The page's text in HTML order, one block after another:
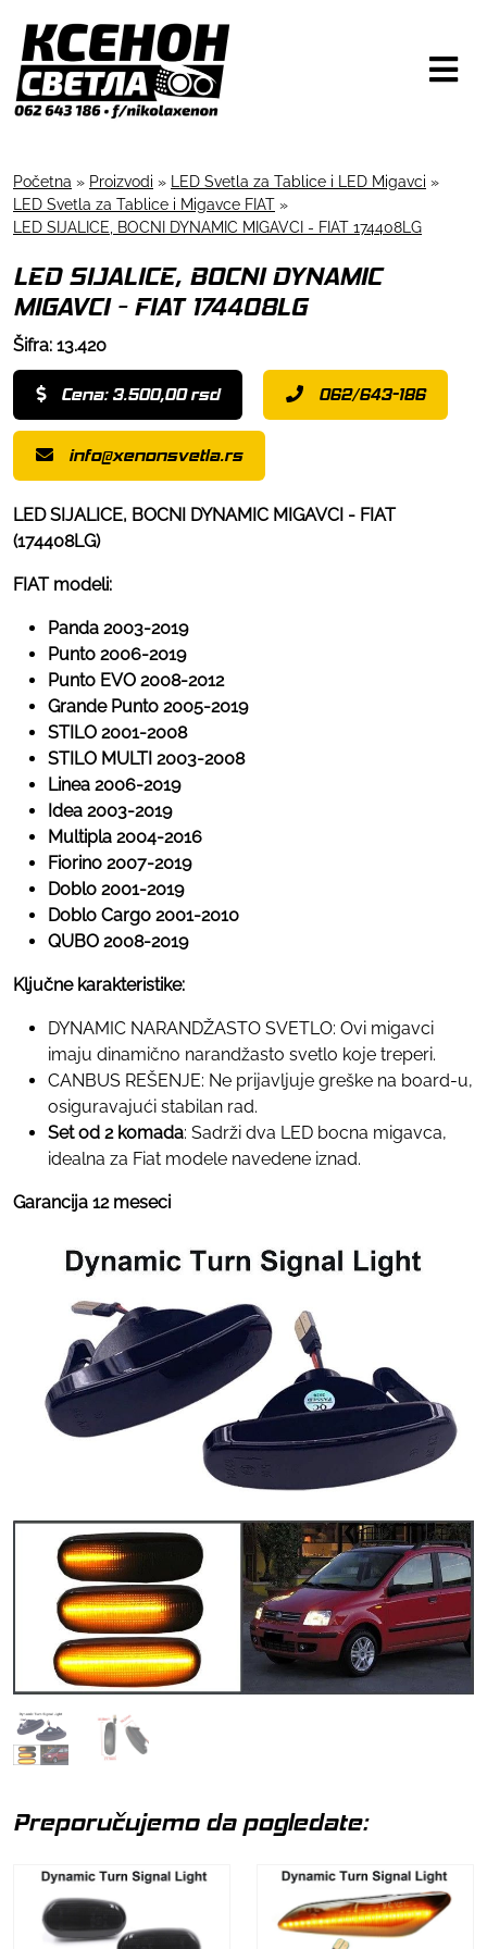
Početna » Proizvodi » LED Svetla za Tablice i LED Migavci »
LED Svetla za Tablice i Migavce FIAT »
LED SIJALICE, BOCNI DYNAMIC MIGAVCI - FIAT 174408LG
LED SIJALICE, BOCNI DYNAMIC
MIGAVCI - FIAT 174408LG
Šifra: 13.420
Cena: 3.500,00 rsd 062/643-186
info@xenonsvetla.rs
LED SIJALICE, BOCNI DYNAMIC MIGAVCI - FIAT
(174408LG)
FIAT modeli:
Panda 2003-2019
Punto 2006-2019
Punto EVO 2008-2012
Grande Punto 2005-2019
STILO 2001-2008
STILO MULTI 2003-2008
Linea 2006-2019
Idea 2003-2019
Multipla 2004-2016
Fiorino 2007-2019
Doblo 2001-2019
Doblo Cargo 2001-2010
QUBO 2008-2019
Ključne karakteristike:
DYNAMIC NARANDŽASTO SVETLO: Ovi migavci
imaju dinamično narandžasto svetlo koje treperi.
CANBUS REŠENJE: Ne prijavljuje greške na board-u,
osiguravajući stabilan rad.
Set od 2 komada: Sadrži dva LED bocna migavca,
idealna za Fiat modele navedene iznad.
Garancija 12 meseci
Preporučujemo da pogledate: